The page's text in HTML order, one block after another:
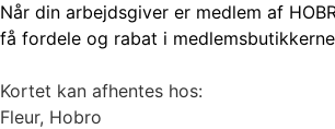
Når din arbejdsgiver er medlem af
få fordele og rabat i
Kortet kan afhentes hos:
Fleur, Hobro